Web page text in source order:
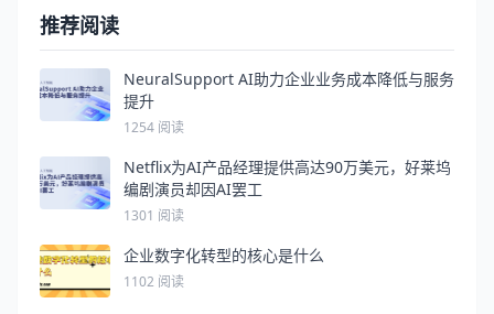
推荐阅读
NeuralSupport AI助力企业业务成本降低与服务
提升
1254 阅读
Netflix为AI产品经理提供高达90万美元，好莱坞
编剧演员却因AI罢工
1301 阅读
企业数字化转型的核心是什么
1102 阅读